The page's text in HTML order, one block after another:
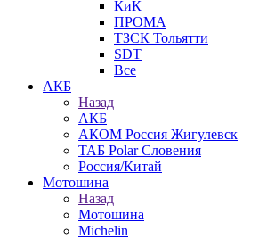
КиК
ПРОМА
ТЗСК Тольятти
SDT
Все
АКБ
Назад
АКБ
АКОМ Россия Жигулевск
ТАБ Polar Словения
Россия/Китай
Мотошина
Назад
Мотошина
Michelin